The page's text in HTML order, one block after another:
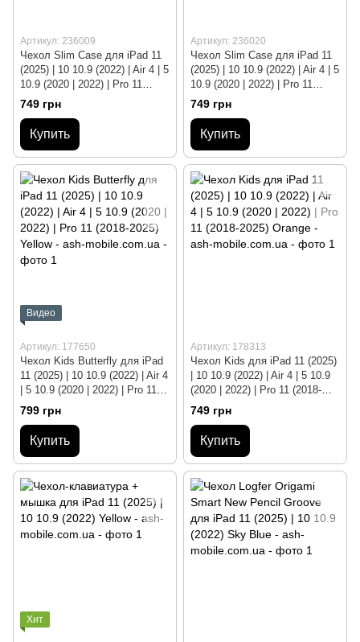
Артикул: 236009
Чехол Slim Case для iPad 11
(2025) | 10 10.9 (2022) | Air 4 | 5
10.9 (2020 | 2022) | Pro 11
(2018-2025) Spider Man strong
749 грн
Купить
Артикул: 236020
Чехол Slim Case для iPad 11
(2025) | 10 10.9 (2022) | Air 4 | 5
10.9 (2020 | 2022) | Pro 11
(2018-2025) BMW Orange
749 грн
Купить
Видео
Артикул: 177650
Чехол Kids Butterfly для iPad
11 (2025) | 10 10.9 (2022) | Air 4
| 5 10.9 (2020 | 2022) | Pro 11
(2018-2025) Yellow
799 грн
Купить
Артикул: 178313
Чехол Kids для iPad 11 (2025)
| 10 10.9 (2022) | Air 4 | 5 10.9
(2020 | 2022) | Pro 11 (2018-
2025) Orange
749 грн
Купить
Хит